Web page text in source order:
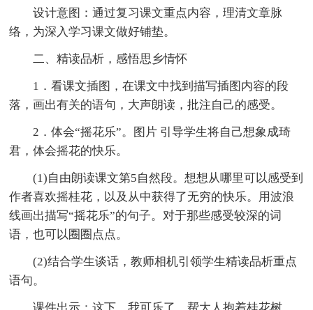
设计意图：通过复习课文重点内容，理清文章脉
络，为深入学习课文做好铺垫。
二、精读品析，感悟思乡情怀
1．看课文插图，在课文中找到描写插图内容的段
落，画出有关的语句，大声朗读，批注自己的感受。
2．体会“摇花乐”。图片 引导学生将自己想象成琦
君，体会摇花的快乐。
(1)自由朗读课文第5自然段。想想从哪里可以感受到
作者喜欢摇桂花，以及从中获得了无穷的快乐。用波浪
线画出描写“摇花乐”的句子。对于那些感受较深的词
语，也可以圈圈点点。
(2)结合学生谈话，教师相机引领学生精读品析重点
语句。
课件出示：这下，我可乐了，帮大人抱着桂花树，